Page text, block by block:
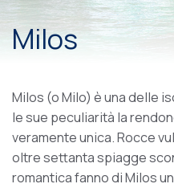
Milos
Milos (o Milo) è una delle
le sue peculiarità la
veramente unica. Rocce
oltre settanta spiagge
romantica fanno di Milos